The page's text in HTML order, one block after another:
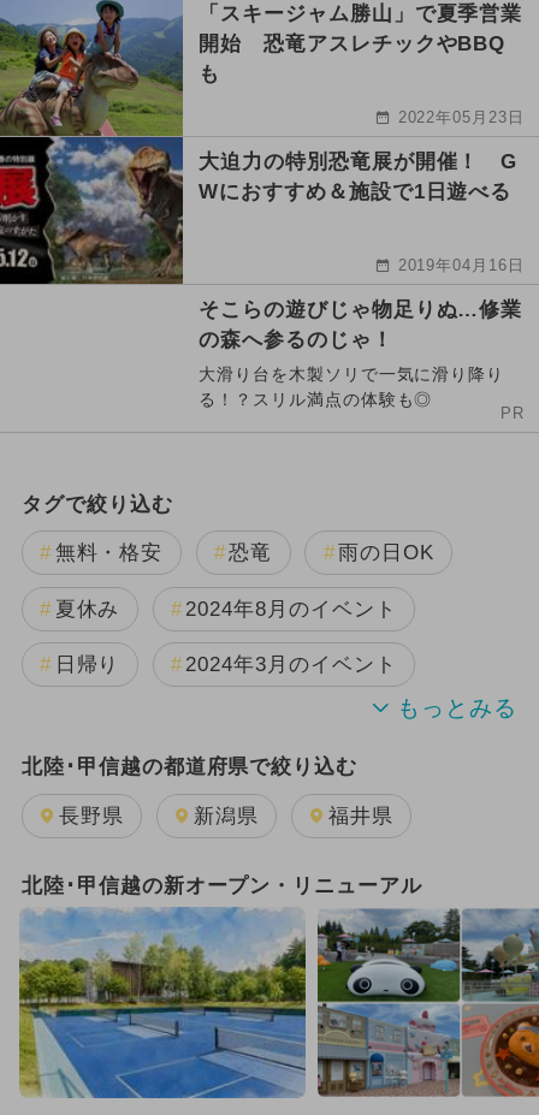
「スキージャム勝山」で夏季営業
開始 恐竜アスレチックやBBQ
も
2022年05月23日
大迫力の特別恐竜展が開催！ G
Wにおすすめ＆施設で1日遊べる
2019年04月16日
そこらの遊びじゃ物足りぬ…修業
の森へ参るのじゃ！
大滑り台を木製ソリで一気に滑り降り
る！？スリル満点の体験も◎
PR
タグで絞り込む
無料・格安 恐竜 雨の日OK
夏休み 2024年8月のイベント
日帰り 2024年3月のイベント
2024年のイベント アウトドア
アート GW(ゴールデンウィーク)
2024年7月のイベント
2024年9月のイベント
2024年10月のイベント
2024年11月のイベント
北陸･甲信越の都道府県で絞り込む
長野県 新潟県 福井県
北陸･甲信越の新オープン・リニューアル